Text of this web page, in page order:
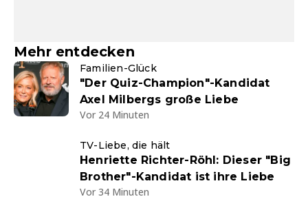
Mehr entdecken
Familien-Glück
"Der Quiz-Champion"-Kandidat
Axel Milbergs große Liebe
Vor 24 Minuten
TV-Liebe, die hält
Henriette Richter-Röhl: Dieser "Big
Brother"-Kandidat ist ihre Liebe
Vor 34 Minuten